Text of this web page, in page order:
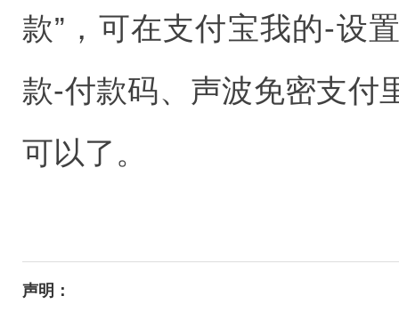
款”，可在支付宝我的-设
款-付款码、声波免密支付
可以了。
声明：